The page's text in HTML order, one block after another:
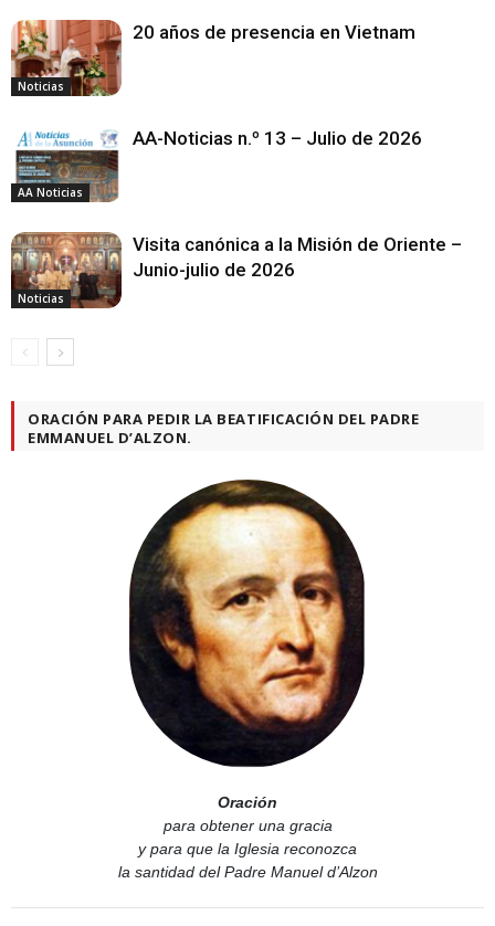
Noticias
20 años de presencia en Vietnam
AA Noticias
AA-Noticias n.º 13 – Julio de 2026
Noticias
Visita canónica a la Misión de Oriente –
Junio-julio de 2026
ORACIÓN PARA PEDIR LA BEATIFICACIÓN DEL PADRE
EMMANUEL D’ALZON.
Oración
para obtener una gracia
y para que la Iglesia reconozca
la santidad del Padre Manuel d’Alzon